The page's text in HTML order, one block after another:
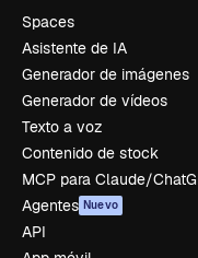
Spaces
Asistente de IA
Generador de imágenes
Generador de vídeos
Texto a voz
Contenido de stock
MCP para Claude/
Agentes Nuevo
API